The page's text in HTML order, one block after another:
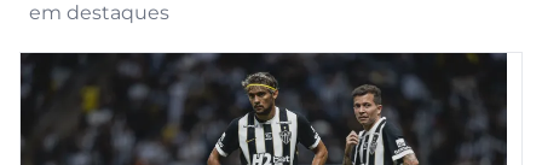
em destaques